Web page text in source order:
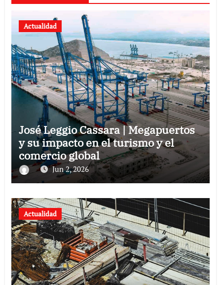
Actualidad
José Leggio Cassara | Megapuertos
y su impacto en el turismo y el
comercio global
Jun 2, 2026
Actualidad